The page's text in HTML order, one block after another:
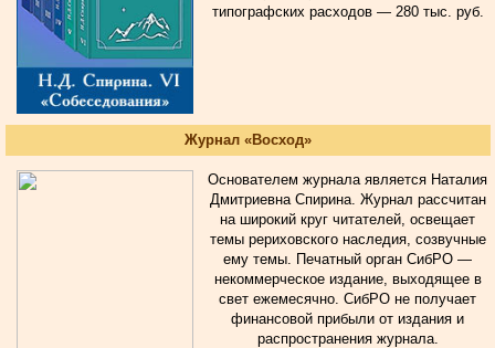
типографских расходов — 280 тыс. руб.
Журнал «Восход»
Основателем журнала является Наталия
Дмитриевна Спирина. Журнал рассчитан
на широкий круг читателей, освещает
темы рериховского наследия, созвучные
ему темы. Печатный орган СибРО —
некоммерческое издание, выходящее в
свет ежемесячно. СибРО не получает
финансовой прибыли от издания и
распространения журнала.